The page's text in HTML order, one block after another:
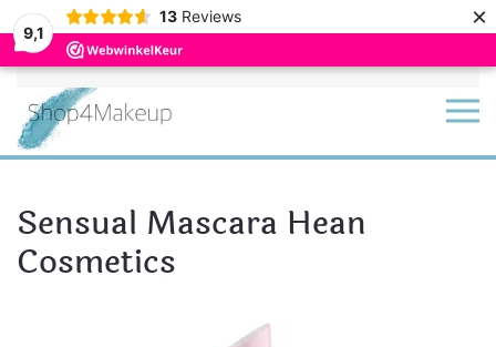
9,1
13 Reviews ×
Terug naar hoofdinhoud
Sensual Mascara Hean
Cosmetics